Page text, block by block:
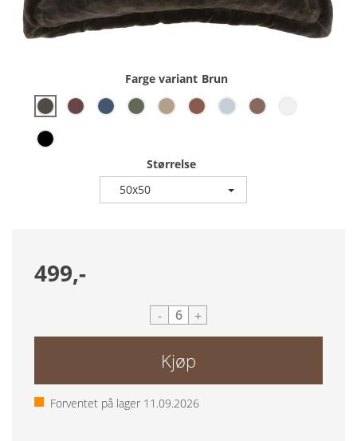
Farge variant Brun
Størrelse
50x50
499,-
- +
Kjøp
Forventet på lager 11.09.2026